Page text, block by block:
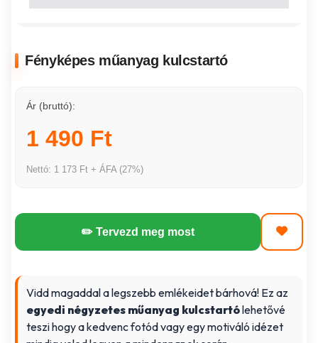
Fényképes műanyag kulcstartó
Ár (bruttó):
1 490 Ft
Nettó: 1 173 Ft + ÁFA (27%)
✏️ Tervezd meg most
Vidd magaddal a legszebb emlékeidet bárhová! Ez az
egyedi négyzetes műanyag kulcstartólehetővé
teszi hogy a kedvenc fotód vagy egy motiváló idézet